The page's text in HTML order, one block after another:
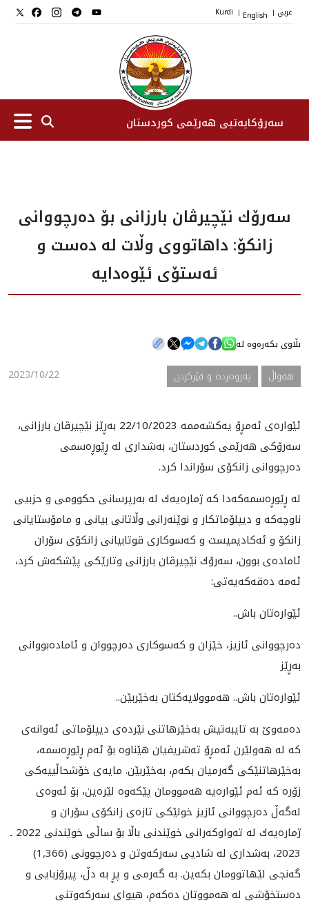
عربي |
English
|
Kurdi
سەرۆکایەتیی هەرێمی کوردستان
جێگرانی سه‌رۆک
ستافی سەرۆکایەتی
هه‌واڵ
سه‌رۆك نێچیرڤان بارزانی بۆ ده‌رچووانی
زانكۆ: داهاتووی وڵات له‌ ده‌ست و
ئه‌ستۆی ئێوه‌دایه‌
بڵاوی بکەرەوە لە
2023/10/22 هه‌واڵ په‌روه‌رده‌ و فێرکردن
ئێواره‌ی ئه‌مڕۆ یه‌كشه‌ممه‌ 22/10/2023 به‌ڕێز نێچیرڤان بارزانی،
سه‌رۆكی هه‌رێمی كوردستان، به‌شداری له‌ ڕێوڕه‌سمی
ده‌رچووانی زانكۆی سۆراندا كرد.
له‌ ڕێوڕه‌سمه‌كه‌دا كه‌ ژماره‌یه‌ك له‌ به‌رپرسانی حكوومی و حزبیی
ناوچه‌كه‌ و دیپلۆماتكار و نوێنه‌رانی وڵاتانی بیانی و مامۆستایانی
زانكۆ و ئه‌كادیمیست و كه‌سوكاری قوتابیانی زانكۆی سۆران
ئاماده‌ی بوون، سه‌رۆك نێچیرڤان بارزانی وتارێكی پێشكه‌ش كرد،‌
ئه‌مه‌ ده‌قه‌كه‌یه‌تی:
ئێواره‌تان باش..
ده‌رچووانى ئازيز، خێزان و كه‌سوكارى ده‌رچووان و ئاماده‌بووانى
به‌ڕێز
ئێواره‌تان باش.. هه‌موولایه‌كتان به‌خێربێن..
ده‌مه‌وێ به‌ تایبه‌تیش به‌خێرهاتنی نێرده‌ی دیپلۆماتی ئه‌وانه‌ی
كه‌ له‌ هه‌ولێرن ئه‌مڕۆ ته‌شریفیان هێناوه‌ بۆ ئه‌م ڕێوڕه‌سمه‌،
به‌خێرهاتنێكی گه‌رمیان بكه‌م، به‌خێربێن. مايه‌ى خۆشحاڵييه‌كى
زۆره‌ كه‌ ئه‌م ئێواره‌يه‌ هه‌موومان پێكه‌وه‌ لێره‌ين، بۆ ئه‌وه‌ى
له‌گه‌ڵ ده‌رچووانى ئازيز خولێكى تازه‌ى زانكۆى سۆران و
ژماره‌يه‌ك له‌ ته‌واوكه‌رانى خوێندنى باڵا بۆ ساڵى خوێندنى 2022 ـ
2023، به‌شدارى له‌ شاديى سه‌ركه‌وتن و ده‌رچوونى (1,366)
گه‌نجى لێهاتوومان بكه‌ين. به‌ گه‌رمى و پڕ به‌ دڵ، پيرۆزبايى و
ده‌ستخۆشى له‌ هه‌مووتان ده‌كه‌م، هيواى سه‌ركه‌وتنى